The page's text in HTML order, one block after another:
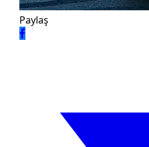
Paylaş